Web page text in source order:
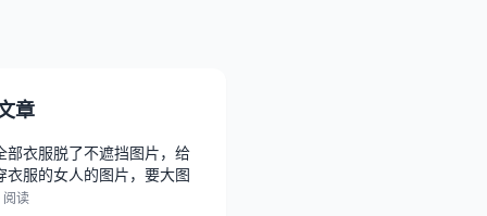
章
部衣服脱了不遮挡图片，给
衣服的女人的图片，要大图
读